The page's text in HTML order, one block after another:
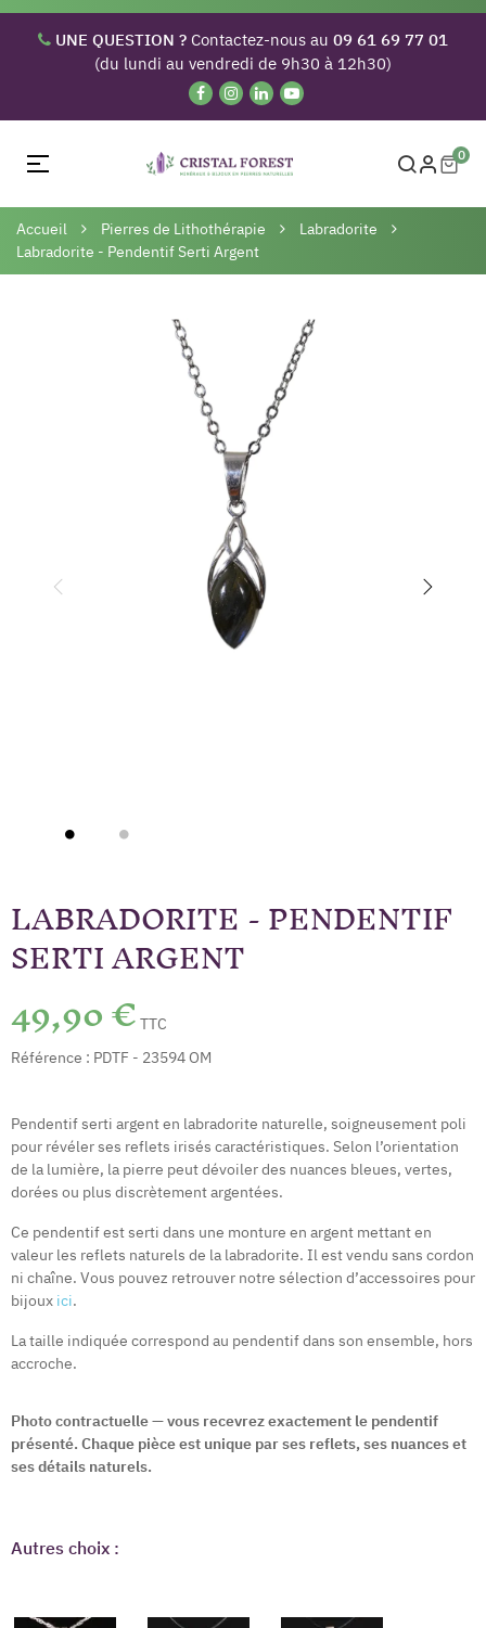
UNE QUESTION ? Contactez-nous au 09 61 69 77 01
(du lundi au vendredi de 9h30 à 12h30)
Basculer
navigation
☰ 0
Accueil Pierres de Lithothérapie
Labradorite
Labradorite - Pendentif Serti Argent
LABRADORITE - PENDENTIF
SERTI ARGENT
49,90 € TTC
Référence : PDTF - 23594 OM
Pendentif serti argent en labradorite naturelle, soigneusement poli
pour révéler ses reflets irisés caractéristiques. Selon l’orientation
de la lumière, la pierre peut dévoiler des nuances bleues, vertes,
dorées ou plus discrètement argentées.
Ce pendentif est serti dans une monture en argent mettant en
valeur les reflets naturels de la labradorite. Il est vendu sans cordon
ni chaîne. Vous pouvez retrouver notre sélection d’accessoires pour
bijoux ici.
La taille indiquée correspond au pendentif dans son ensemble, hors
accroche.
Photo contractuelle — vous recevrez exactement le pendentif
présenté. Chaque pièce est unique par ses reflets, ses nuances et
ses détails naturels.
Autres choix :